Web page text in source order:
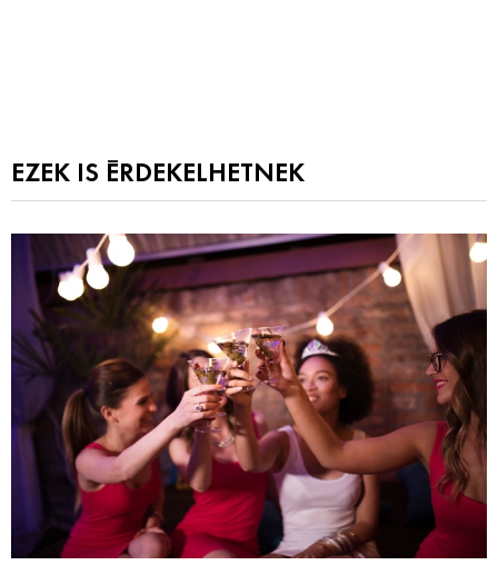
EZEK IS ÉRDEKELHETNEK